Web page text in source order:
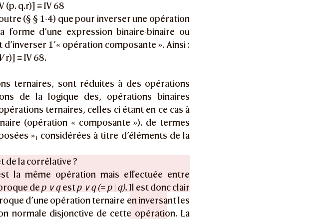
(p. q.r)] ≡ IV 68
(§ § 1-4) que pour inverser une opération
d’une expression binaire-binaire ou
1’« opération composante ». Ainsi :
r)] ≡ IV 68.
ternaires, sont réduites à des opérations
de la logique des, opérations binaires
ternaires, celles-ci étant en ce cas à
(opération « composante »). de termes
»t considérées à titre d’éléments de la
de la corrélative ?
la même opération mais effectuée entre
dep ∨ qestp ∨ q (= p | q). Il est donc clair
d’une opération ternaire en inversant les
normale disjonctive de cette opération. La